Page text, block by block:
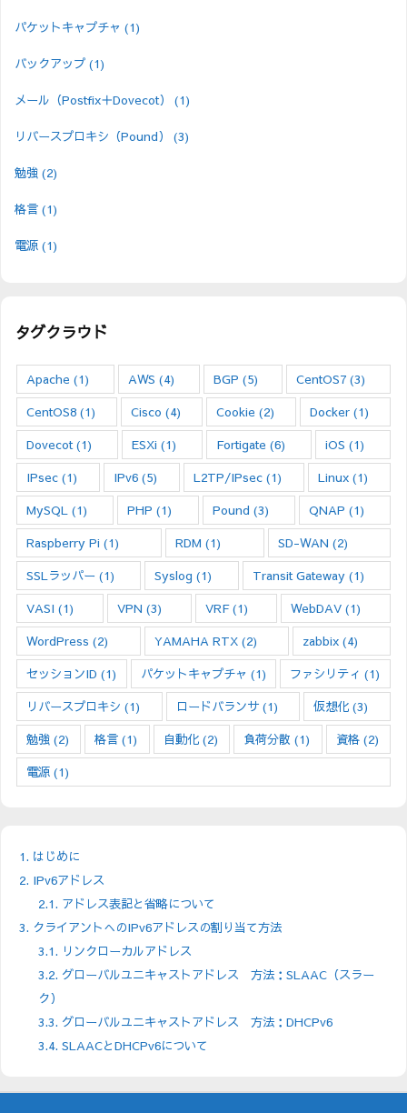
パケットキャプチャ (1)
バックアップ (1)
メール（Postfix＋Dovecot） (1)
リバースプロキシ（Pound） (3)
勉強 (2)
格言 (1)
電源 (1)
タグクラウド
Apache (1) AWS (4) BGP (5) CentOS7 (3)
CentOS8 (1) Cisco (4) Cookie (2) Docker (1)
Dovecot(1) ESXi (1) Fortigate (6) iOS (1)
IPsec (1) IPv6 (5) L2TP/IPsec (1) Linux (1)
MySQL (1) PHP (1) Pound (3) QNAP (1)
Raspberry Pi (1) RDM (1) SD-WAN (2)
SSLラッパー (1) Syslog (1) Transit Gateway(1)
VASI (1) VPN (3) VRF(1) WebDAV (1)
WordPress (2) YAMAHA RTX(2) zabbix (4)
セッションID (1) パケットキャプチャ (1) ファシリティ (1)
リバースプロキシ (1) ロードバランサ(1) 仮想化 (3)
勉強 (2) 格言 (1) 自動化(2) 負荷分散 (1) 資格(2)
電源 (1)
1. はじめに
2. IPv6アドレス
2.1. アドレス表記と省略について
3. クライアントへのIPv6アドレスの割り当て方法
3.1. リンクローカルアドレス
3.2. グローバルユニキャストアドレス 方法：SLAAC（スラー
ク）
3.3. グローバルユニキャストアドレス 方法：DHCPv6
3.4. SLAACとDHCPv6について